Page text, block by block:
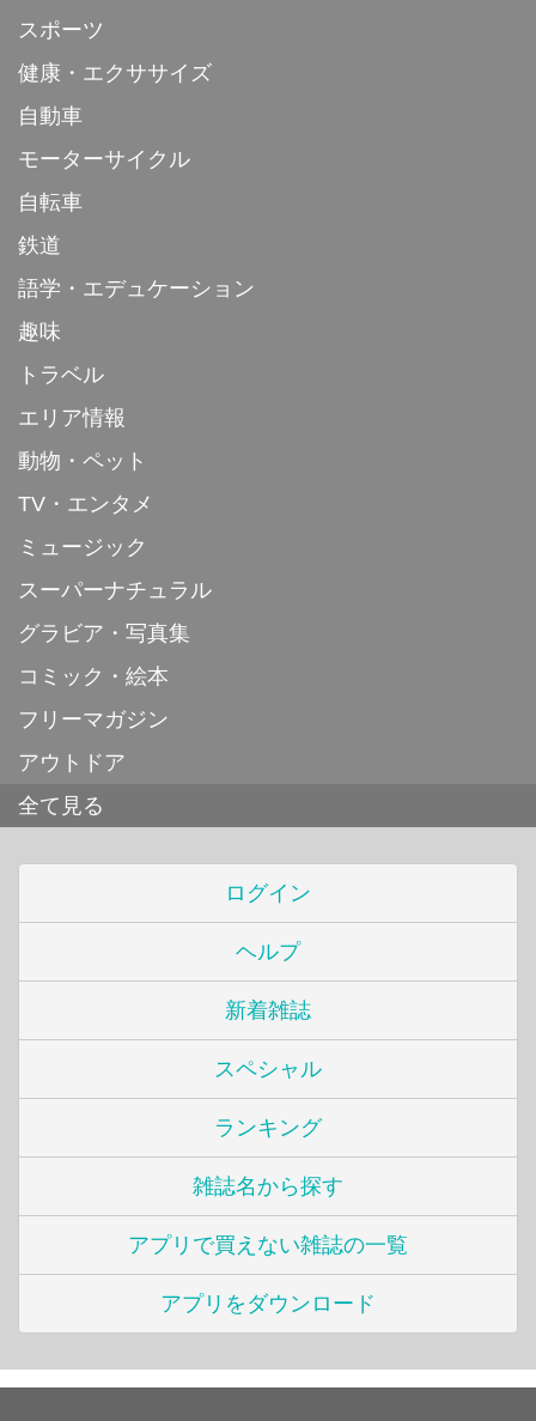
スポーツ
健康・エクササイズ
自動車
モーターサイクル
自転車
鉄道
語学・エデュケーション
趣味
トラベル
エリア情報
動物・ペット
TV・エンタメ
ミュージック
スーパーナチュラル
グラビア・写真集
コミック・絵本
フリーマガジン
アウトドア
全て見る
ログイン
ヘルプ
新着雑誌
スペシャル
ランキング
雑誌名から探す
アプリで買えない雑誌の一覧
アプリをダウンロード